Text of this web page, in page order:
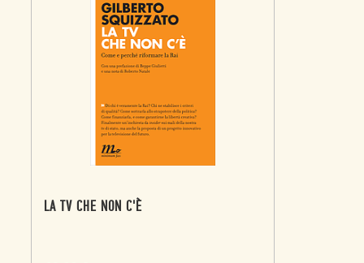
LA TV CHE NON C'È